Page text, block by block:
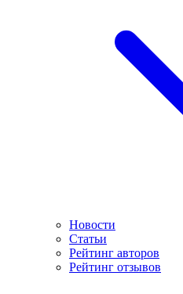
Новости
Статьи
Рейтинг авторов
Рейтинг отзывов